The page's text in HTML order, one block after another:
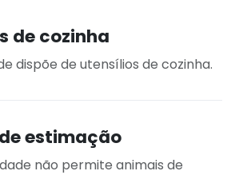
de cozinha
dispõe de utensílios de cozinha.
estimação
não permite animais de